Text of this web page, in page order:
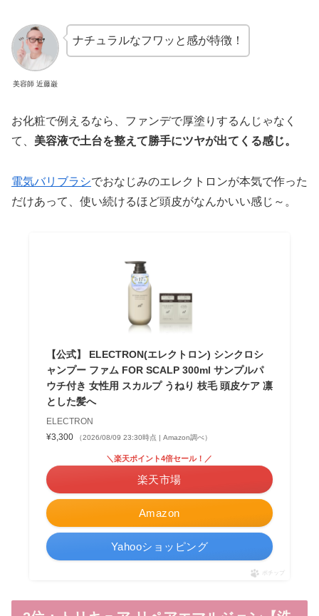
美容師 近藤巌
ナチュラルなフワッと感が特徴！
お化粧で例えるなら、ファンデで厚塗りするんじゃなく
て、 美容液で土台を整えて勝手にツヤが出てくる感じ。
電気バリブラシでおなじみのエレクトロンが本気で作った
だけあって、使い続けるほど頭皮がなんかいい感じ～。
【公式】 ELECTRON(エレクトロン) シンクロシ
ャンプー ファム FOR SCALP 300ml サンプルパ
ウチ付き 女性用 スカルプ うねり 枝毛 頭皮ケア 凛
とした髪へ
ELECTRON
¥3,300
（2026/08/09 23:30時点 | Amazon調べ）
Amazon
＼楽天ポイント4倍セール！／
楽天市場
Yahooショッピング
ポチップ